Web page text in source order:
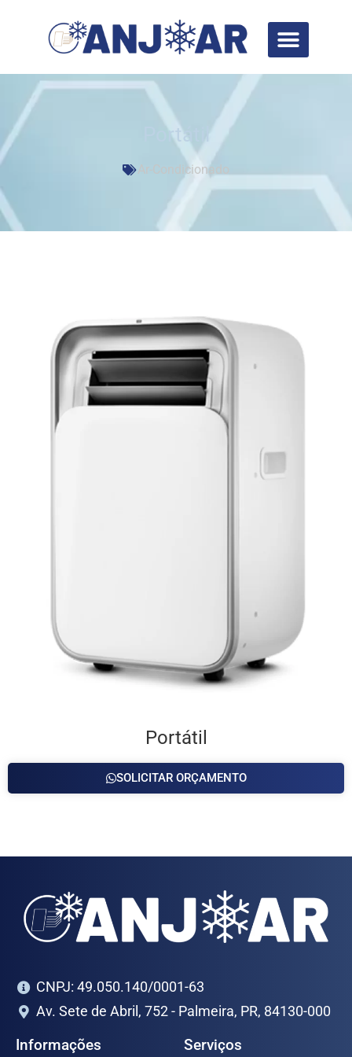
Portátil
Ar-Condicionado
Portátil
SOLICITAR ORÇAMENTO
CNPJ: 49.050.140/0001-63
Av. Sete de Abril, 752 - Palmeira, PR, 84130-000
Informações Serviços